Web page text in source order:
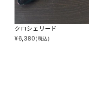
クロシェリード
¥6,380(税込)